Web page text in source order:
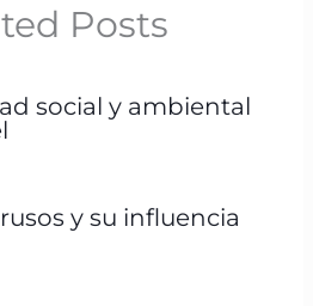
Posts
social y ambiental
y su influencia